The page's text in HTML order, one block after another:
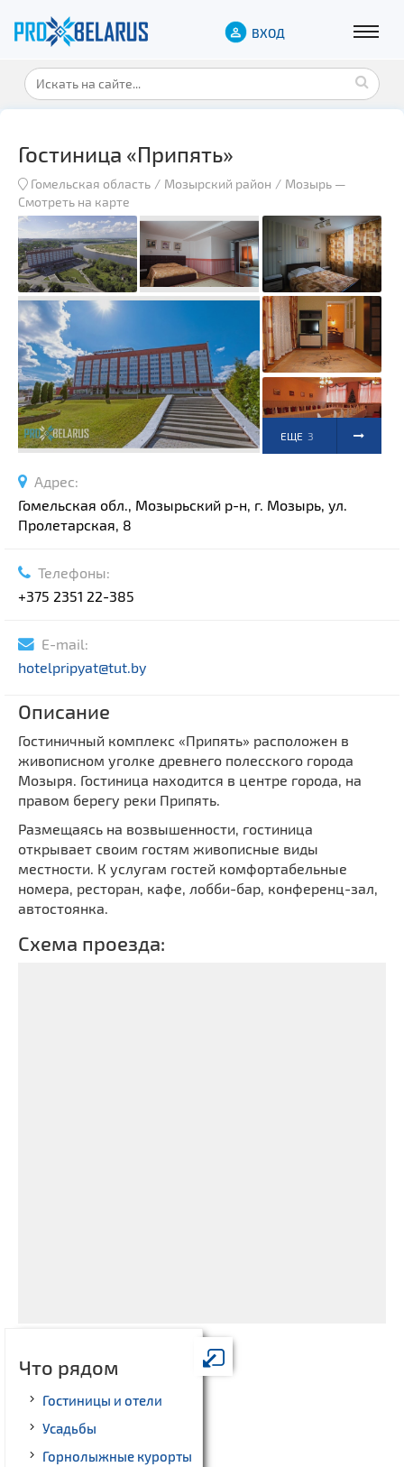
ВХОД
Гостиница «Припять»
Гомельская область Мозырский район Мозырь —
Смотреть на карте
ЕЩЕ 3
Адрес:
Гомельская обл., Мозырьский р-н, г. Мозырь, ул.
Пролетарская, 8
Телефоны:
+375 2351 22-385
E-mail:
hotelpripyat@tut.by
Описание
Гостиничный комплекс «Припять» расположен в
живописном уголке древнего полесского города
Мозыря. Гостиница находится в центре города, на
правом берегу реки Припять.
Размещаясь на возвышенности, гостиница
открывает своим гостям живописные виды
местности. К услугам гостей комфортабельные
номера, ресторан, кафе, лобби-бар, конференц-зал,
автостоянка.
Схема проезда:
Что рядом
Гостиницы и отели
Усадьбы
Горнолыжные курорты